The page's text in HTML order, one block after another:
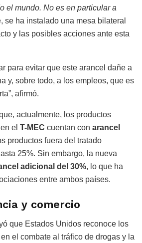
el mundo. No es en particular a
se ha instalado una mesa bilateral
y las posibles acciones ante esta
para evitar que este arancel dañe a
y, sobre todo, a los empleos, que es
afirmó.
actualmente, los productos
el T-MEC cuentan con arancel
productos fuera del tratado
25%. Sin embargo, la nueva
adicional del 30%, lo que ha
entre ambos países.
y comercio
que Estados Unidos reconoce los
el combate al tráfico de drogas y la